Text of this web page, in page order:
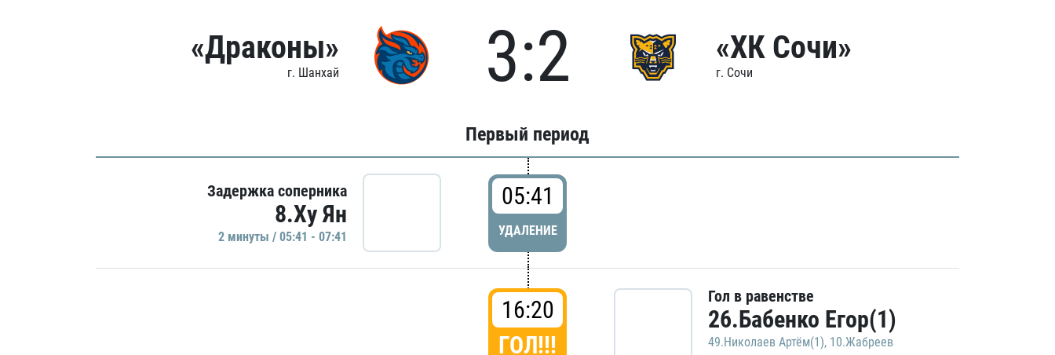
«Драконы»
г. Шанхай 3:2 «ХК Сочи»
г. Сочи
Первый период
Задержка соперника
8.Ху Ян
2 минуты / 05:41 - 07:41
05:41
УДАЛЕНИЕ
16:20
ГОЛ!!!
Гол в равенстве
26.Бабенко Егор(1)
49.Николаев Артём(1), 10.Жабреев